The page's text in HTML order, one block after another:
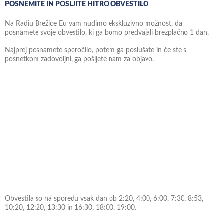
POSNEMITE IN POŠLJITE HITRO OBVESTILO
Na Radiu Brežice Eu vam nudimo ekskluzivno možnost, da
posnamete svoje obvestilo, ki ga bomo predvajali brezplačno 1 dan.
Najprej posnamete sporočilo, potem ga poslušate in če ste s
posnetkom zadovoljni, ga pošljete nam za objavo.
Obvestila so na sporedu vsak dan ob 2:20, 4:00, 6:00, 7:30, 8:53,
10:20, 12:20, 13:30 in 16:30, 18:00, 19:00.